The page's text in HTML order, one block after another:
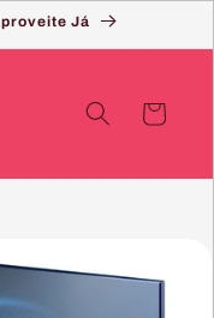
Já
Carrinho